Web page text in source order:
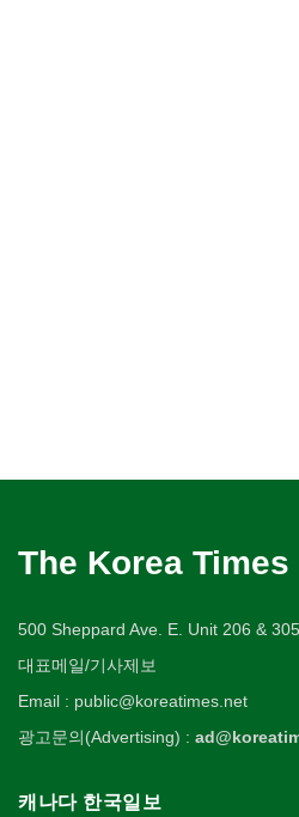
The Korea
500 Sheppard Ave. E. Unit 206 &
대표메일/기사제보
Email : public@koreatimes.net
광고문의(Advertising) :
캐나다 한국일보